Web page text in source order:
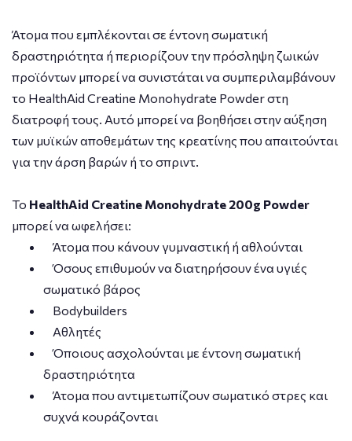
Άτομα που εμπλέκονται σε έντονη σωματική
δραστηριότητα ή περιορίζουν την πρόσληψη ζωικών
προϊόντων μπορεί να συνιστάται να συμπεριλαμβάνουν
το HealthAid Creatine Monohydrate Powder στη
διατροφή τους. Αυτό μπορεί να βοηθήσει στην αύξηση
των μυϊκών αποθεμάτων της κρεατίνης που απαιτούνται
για την άρση βαρών ή το σπριντ.
Το HealthAid Creatine Monohydrate 200g Powder
μπορεί να ωφελήσει:
Άτομα που κάνουν γυμναστική ή αθλούνται
Όσους επιθυμούν να διατηρήσουν ένα υγιές
σωματικό βάρος
Bodybuilders
Αθλητές
Όποιους ασχολούνται με έντονη σωματική
δραστηριότητα
Άτομα που αντιμετωπίζουν σωματικό στρες και
συχνά κουράζονται